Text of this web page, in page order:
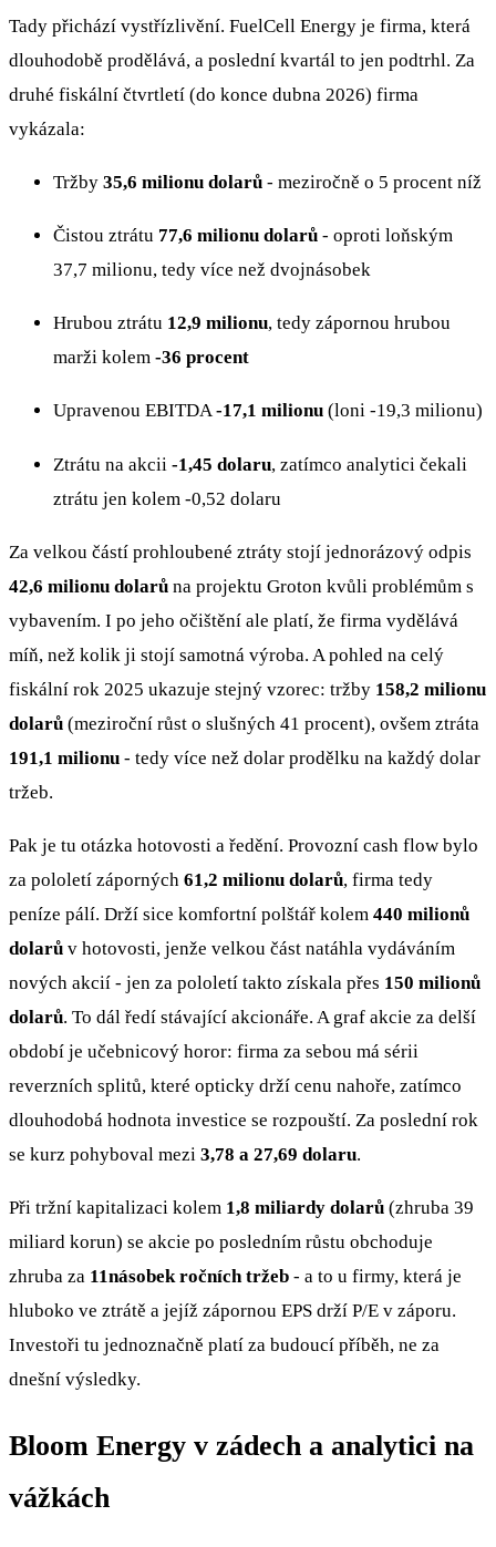
Tady přichází vystřízlivění. FuelCell Energy je firma, která
dlouhodobě prodělává, a poslední kvartál to jen podtrhl. Za
druhé fiskální čtvrtletí (do konce dubna 2026) firma
vykázala:
Tržby 35,6 milionu dolarů - meziročně o 5 procent níž
Čistou ztrátu 77,6 milionu dolarů - oproti loňským
37,7 milionu, tedy více než dvojnásobek
Hrubou ztrátu 12,9 milionu, tedy zápornou hrubou
marži kolem -36 procent
Upravenou EBITDA-17,1 milionu (loni -19,3 milionu)
Ztrátu na akcii -1,45 dolaru, zatímco analytici čekali
ztrátu jen kolem -0,52 dolaru
Za velkou částí prohloubené ztráty stojí jednorázový odpis
42,6 milionu dolarů na projektu Groton kvůli problémům s
vybavením. I po jeho očištění ale platí, že firma vydělává
míň, než kolik ji stojí samotná výroba. A pohled na celý
fiskální rok 2025 ukazuje stejný vzorec: tržby 158,2 milionu
dolarů (meziroční růst o slušných 41 procent), ovšem ztráta
191,1 milionu - tedy více než dolar prodělku na každý dolar
tržeb.
Pak je tu otázka hotovosti a ředění. Provozní cash flow bylo
za pololetí záporných 61,2 milionu dolarů, firma tedy
peníze pálí. Drží sice komfortní polštář kolem 440 milionů
dolarů v hotovosti, jenže velkou část natáhla vydáváním
nových akcií - jen za pololetí takto získala přes 150 milionů
dolarů. To dál ředí stávající akcionáře. A graf akcie za delší
období je učebnicový horor: firma za sebou má sérii
reverzních splitů, které opticky drží cenu nahoře, zatímco
dlouhodobá hodnota investice se rozpouští. Za poslední rok
se kurz pohyboval mezi 3,78 a 27,69 dolaru.
Při tržní kapitalizaci kolem 1,8 miliardy dolarů (zhruba 39
miliard korun) se akcie po posledním růstu obchoduje
zhruba za 11násobek ročních tržeb - a to u firmy, která je
hluboko ve ztrátě a jejíž zápornou EPS drží P/E v záporu.
Investoři tu jednoznačně platí za budoucí příběh, ne za
dnešní výsledky.
Bloom Energy v zádech a analytici na
vážkách